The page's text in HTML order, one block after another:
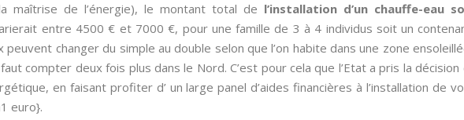
maîtrise de l’énergie), le montant total de l’installation d’un chauffe-eau
entre 4500 € et 7000 €, pour une famille de 3 à 4 individus soit un
changer du simple au double selon que l’on habite dans une zone
compter deux fois plus dans le Nord. C’est pour cela que l’Etat a pris la
en faisant profiter d’ un large panel d’aides financières à l’installation de
euro}.